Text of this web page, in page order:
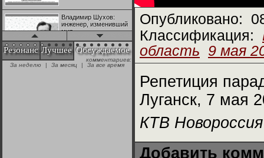
Владимир Шухов:
инженер, изменивший
мир
"Аркадий Коц" на
эгалите-фесте "Не
Резонанс Лучшее Обсуждаемое
комментариев:
За неделю
| За месяц | За все время
Опубликовано:
Классификация:
область 9 мая
Репетиция
Луганск, 7 мая
КТВ Новороссия
Добавить